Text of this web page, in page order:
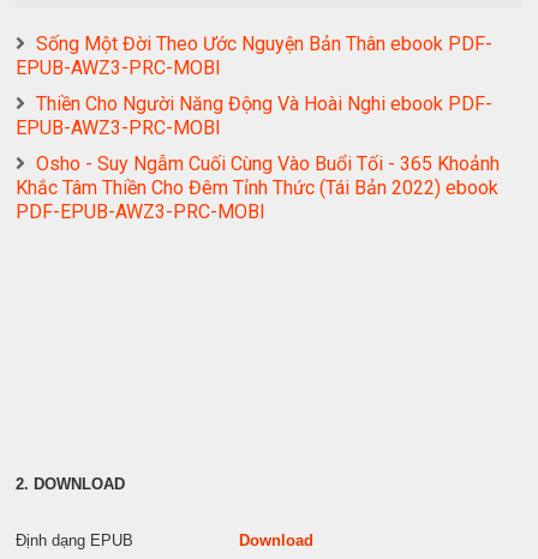
Sống Một Đời Theo Ước Nguyện Bản Thân ebook PDF-
EPUB-AWZ3-PRC-MOBI
Thiền Cho Người Năng Động Và Hoài Nghi ebook PDF-
EPUB-AWZ3-PRC-MOBI
Osho - Suy Ngẫm Cuối Cùng Vào Buổi Tối - 365 Khoảnh
Khắc Tâm Thiền Cho Đêm Tỉnh Thức (Tái Bản 2022) ebook
PDF-EPUB-AWZ3-PRC-MOBI
2. DOWNLOAD
Định dạng EPUBDownload